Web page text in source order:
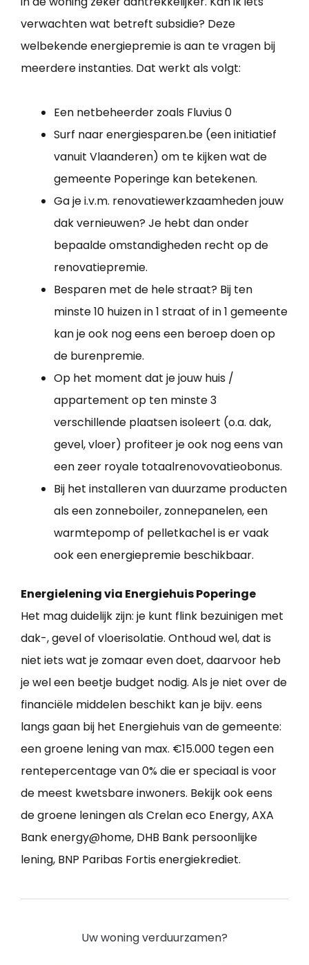
verwachten wat betreft subsidie? Deze
welbekende energiepremie is aan te vragen bij
meerdere instanties. Dat werkt als volgt:
Een netbeheerder zoals Fluvius 0
Surf naar energiesparen.be (een initiatief
vanuit Vlaanderen) om te kijken wat de
gemeente Poperinge kan betekenen.
Ga je i.v.m. renovatiewerkzaamheden jouw
dak vernieuwen? Je hebt dan onder
bepaalde omstandigheden recht op de
renovatiepremie.
Besparen met de hele straat? Bij ten
minste 10 huizen in 1 straat of in 1 gemeente
kan je ook nog eens een beroep doen op
de burenpremie.
Op het moment dat je jouw huis /
appartement op ten minste 3
verschillende plaatsen isoleert (o.a. dak,
gevel, vloer) profiteer je ook nog eens van
een zeer royale totaalrenovovatieobonus.
Bij het installeren van duurzame producten
als een zonneboiler, zonnepanelen, een
warmtepomp of pelletkachel is er vaak
ook een energiepremie beschikbaar.
Energielening via Energiehuis Poperinge
Het mag duidelijk zijn: je kunt flink bezuinigen met
dak-, gevel of vloerisolatie. Onthoud wel, dat is
niet iets wat je zomaar even doet, daarvoor heb
je wel een beetje budget nodig. Als je niet over de
financiële middelen beschikt kan je bijv. eens
langs gaan bij het Energiehuis van de gemeente:
een groene lening van max. €15.000 tegen een
rentepercentage van 0% die er speciaal is voor
de meest kwetsbare inwoners. Bekijk ook eens
de groene leningen als Crelan eco Energy, AXA
Bank energy@home, DHB Bank persoonlijke
lening, BNP Paribas Fortis energiekrediet.
Uw woning verduurzamen?